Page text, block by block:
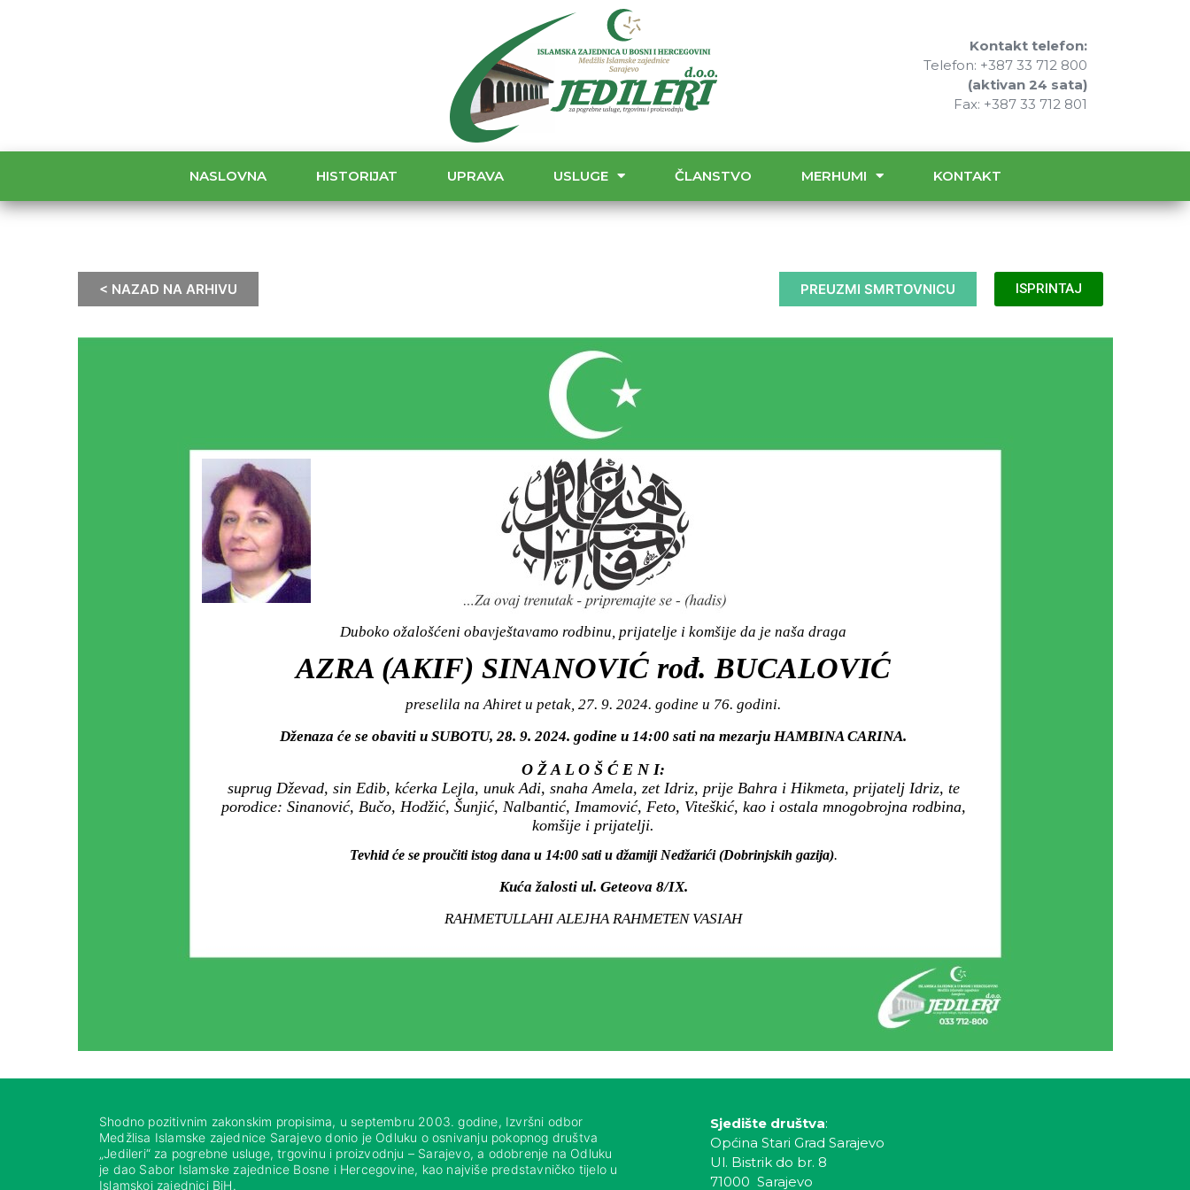
Kontakt telefon:
Telefon: +387 33 712 800
(aktivan 24 sata)
Fax: +387 33 712 801
NASLOVNA HISTORIJAT UPRAVA USLUGE ČLANSTVO MERHUMI KONTAKT
< NAZAD NA ARHIVU PREUZMI SMRTOVNICU ISPRINTAJ
Duboko ožalošćeni obavještavamo rodbinu, prijatelje i komšije da je naša draga
AZRA (AKIF) SINANOVIĆ rođ. BUCALOVIĆ
preselila na Ahiret u petak, 27. 9. 2024. godine u 76. godini.
Dženaza će se obaviti u SUBOTU, 28. 9. 2024. godine u 14:00 sati na mezarju HAMBINA CARINA.
O Ž A L O Š Ć E N I:
suprug Dževad, sin Edib, kćerka Lejla, unuk Adi, snaha Amela, zet Idriz, prije Bahra i Hikmeta, prijatelj Idriz, te
porodice: Sinanović, Bučo, Hodžić, Šunjić, Nalbantić, Imamović, Feto, Viteškić, kao i ostala mnogobrojna rodbina,
komšije i prijatelji.
Tevhid će se proučiti istog dana u 14:00 sati u džamiji Nedžarići (Dobrinjskih gazija).
Kuća žalosti ul. Geteova 8/IX.
RAHMETULLAHI ALEJHA RAHMETEN VASIAH
Shodno pozitivnim zakonskim propisima, u septembru 2003. godine, Izvršni odbor
Medžlisa Islamske zajednice Sarajevo donio je Odluku o osnivanju pokopnog društva
„Jedileri“ za pogrebne usluge, trgovinu i proizvodnju – Sarajevo, a odobrenje na Odluku
je dao Sabor Islamske zajednice Bosne i Hercegovine, kao najviše predstavničko tijelo u
Islamskoj zajednici BiH.
Sjedište društva:
Općina Stari Grad Sarajevo
Ul. Bistrik do br. 8
71000 Sarajevo